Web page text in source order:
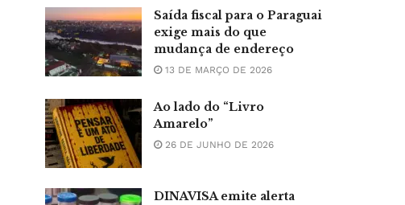
Saída fiscal para o Paraguai
exige mais do que
mudança de endereço
13 DE MARÇO DE 2026
Ao lado do “Livro
Amarelo”
26 DE JUNHO DE 2026
DINAVISA emite alerta